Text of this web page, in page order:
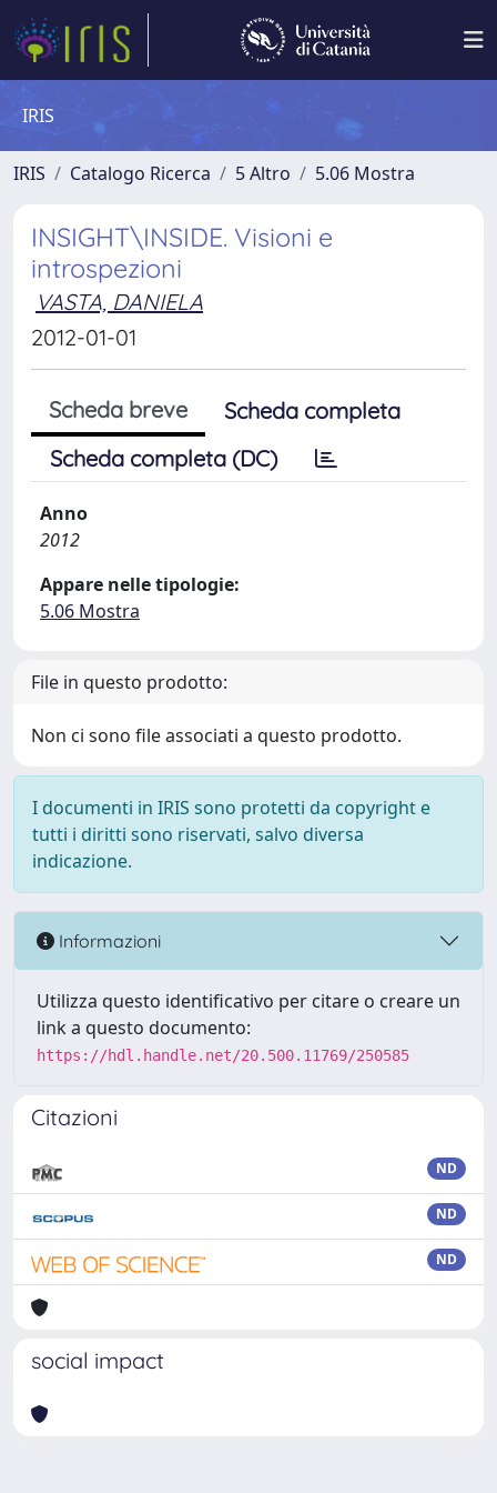
IRIS
IRIS Catalogo Ricerca 5 Altro 5.06 Mostra
INSIGHT\INSIDE. Visioni e
introspezioni
VASTA, DANIELA
2012-01-01
Scheda breve
Scheda completa
Scheda completa (DC)
Anno
2012
Appare nelle tipologie:
5.06 Mostra
File in questo prodotto:
Non ci sono file associati a questo prodotto.
I documenti in IRIS sono protetti da copyright e
tutti i diritti sono riservati, salvo diversa
indicazione.
Informazioni
Utilizza questo identificativo per citare o creare un
link a questo documento:
https://hdl.handle.net/20.500.11769/250585
Citazioni
ND
ND
ND
social impact